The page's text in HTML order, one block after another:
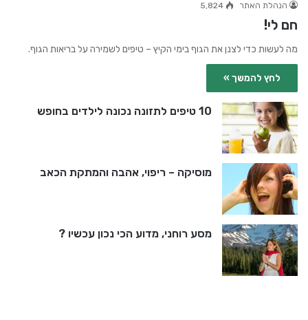
הנהלת האתר 5,824
חם לי!
מה לעשות כדי לצנן את הגוף בימי הקיץ – טיפים לשמירה על בריאות הגוף.
לחץ להמשך »
10 טיפים לתזונה נכונה לילדים בחופש
מוסיקה – ריפוי, אהבה והמתקת הכאב
מסע רוחני, מדוע הכי נכון עכשיו ?